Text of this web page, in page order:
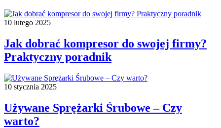
10 lutego 2025
Jak dobrać kompresor do swojej firmy?
Praktyczny poradnik
10 stycznia 2025
Używane Sprężarki Śrubowe – Czy
warto?